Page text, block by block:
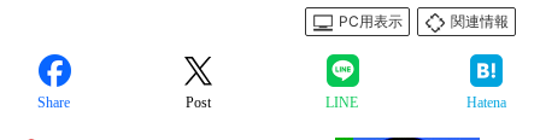
PC用表示
関連情報
Share Post LINE Hatena